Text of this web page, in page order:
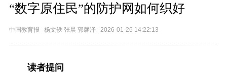
“数字原住民”的防护网如何织好
中国教育报 杨文轶 张晨 郭馨泽 2026-01-26 14:22:13
读者提问